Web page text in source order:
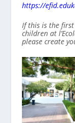
https://
If this is the
children at
please create